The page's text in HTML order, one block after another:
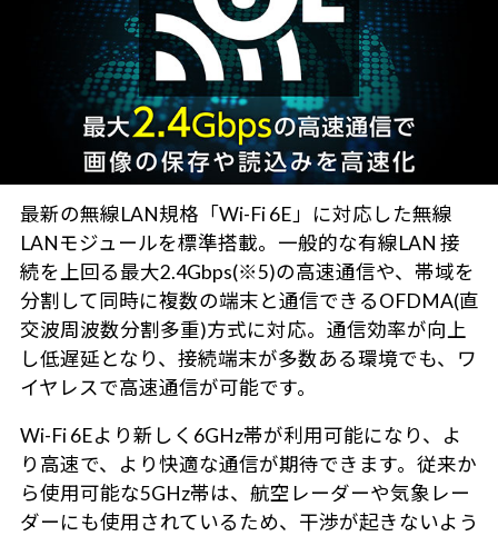
最新の無線LAN規格「Wi-Fi 6E」に対応した無線
LANモジュールを標準搭載。一般的な有線LAN 接
続を上回る最大2.4Gbps(※5)の高速通信や、帯域を
分割して同時に複数の端末と通信できるOFDMA(直
交波周波数分割多重)方式に対応。通信効率が向上
し低遅延となり、接続端末が多数ある環境でも、ワ
イヤレスで高速通信が可能です。
Wi-Fi 6Eより新しく6GHz帯が利用可能になり、よ
り高速で、より快適な通信が期待できます。従来か
ら使用可能な5GHz帯は、航空レーダーや気象レー
ダーにも使用されているため、干渉が起きないよう